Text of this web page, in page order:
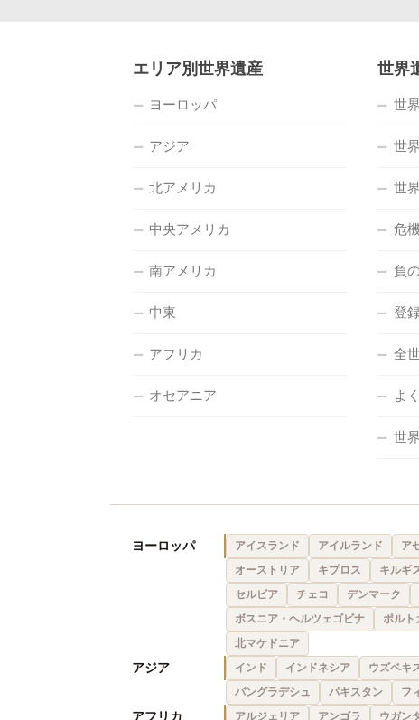
エリア別世界遺産
ヨーロッパ
アジア
北アメリカ
中央アメリカ
南アメリカ
中東
アフリカ
オセアニア
世界
世
世
世
危
負
登
全
よ
世
ヨーロッパ アイスランド アイルランド ア
オーストリア
キプロス キルギ
セルビア
チェコ デンマーク
ボスニア・ヘルツェゴビナ
ポルト
北マケドニア
アジア インド インドネシア ウズベキ
バングラデシュ
パキスタン フ
アフリカ アルジェリア アンゴラ ウガン